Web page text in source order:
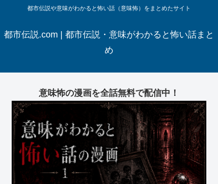
都市伝説や意味がわかると怖い話（意味怖）をまとめたサイト
都市伝説.com | 都市伝説・意味がわかると怖い話まと
め
意味怖の漫画を全話無料で配信中！